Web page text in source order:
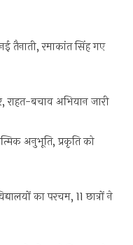
तैनाती, रमाकांत सिंह गए
राहत-बचाव अभियान जारी
अनुभूति, प्रकृति को
का परचम, 11 छात्रों ने